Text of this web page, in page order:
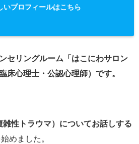
いプロフィールはこちら
セリングルーム「はこにわサロン
床心理士・公認心理師）です。
性トラウマ）についてお話しする
めました。